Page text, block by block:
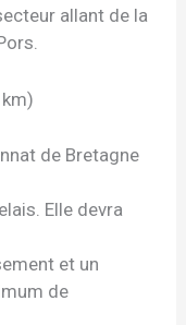
allant de la
de Bretagne
Elle devra
et un
de